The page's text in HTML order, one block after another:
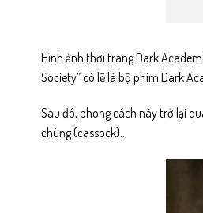
Hình ảnh thời trang Dark
Society” có lẽ là bộ phim Dark
Sau đó, phong cách này trở lại
chùng (cassock)…